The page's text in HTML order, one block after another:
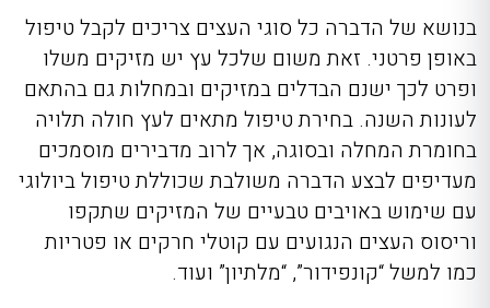
בנושא של הדברה כל סוגי העצים צריכים לקבל טיפול
באופן פרטני. זאת משום שלכל עץ יש מזיקים משלו
ופרט לכך ישנם הבדלים במזיקים ובמחלות גם בהתאם
לעונות השנה. בחירת טיפול מתאים לעץ חולה תלויה
בחומרת המחלה ובסוגה, אך לרוב מדבירים מוסמכים
מעדיפים לבצע הדברה משולבת שכוללת טיפול ביולוגי
עם שימוש באויבים טבעיים של המזיקים שתקפו
וריסוס העצים הנגועים עם קוטלי חרקים או פטריות
כמו למשל “קונפידור”, “מלתיון” ועוד.